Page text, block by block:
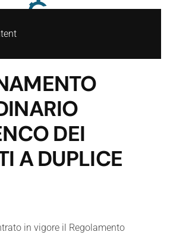
DEI
A DUPLICE
in vigore il Regolamento